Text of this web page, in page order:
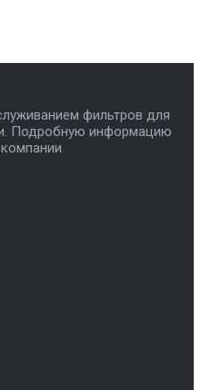
фильтров для
Подробную информацию